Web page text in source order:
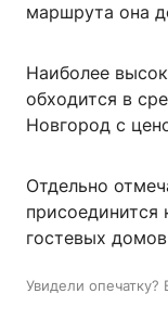
маршрута она
Наиболее
обходится в
Новгород с
Отдельно
присоединится
гостевых
Увидели